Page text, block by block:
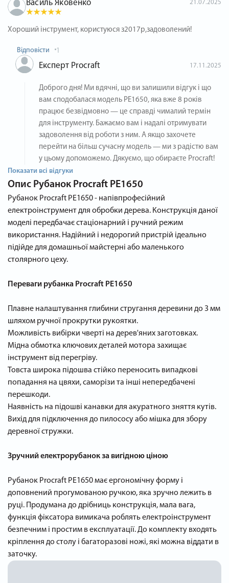
Василь Яковенко 21.07.2025
Хороший інструмент, користуюся з2017р,задоволений!
Відповісти 1
Експерт Procraft 17.11.2025
Доброго дня! Ми вдячні, що ви залишили відгук і що
вам сподобалася модель PE1650, яка вже 8 років
працює безвідмовно — це справді чималий термін
для інструменту. Бажаємо вам і надалі отримувати
задоволення від роботи з ним. А якщо захочете
перейти на більш сучасну модель — ми з радістю вам
у цьому допоможемо. Дякуємо, що обираєте Procraft!
Показати всі відгуки
Опис Рубанок Procraft PE1650
Рубанок Procraft PE1650 - напівпрофесійний
електроінструмент для обробки дерева. Конструкція даної
моделі передбачає стаціонарний і ручний режим
використання. Надійний і недорогий пристрій ідеально
підійде для домашньої майстерні або маленького
столярного цеху.
Переваги рубанка Procraft PE1650
Плавне налаштування глибини стругання деревини до 3 мм
шляхом ручної прокрутки рукоятки.
Можливість вибірки чверті на дерев'яних заготовках.
Мідна обмотка ключових деталей мотора захищає
інструмент від перегріву.
Товста широка підошва стійко переносить випадкові
попадання на цвяхи, саморізи та інші непередбачені
перешкоди.
Наявність на підошві канавки для акуратного зняття кутів.
Вихід для підключення до пилососу або мішка для збору
деревної стружки.
Зручний електрорубанок за вигідною ціною
Рубанок Procraft PE1650 має ергономічну форму і
доповнений прогумованою ручкою, яка зручно лежить в
руці. Продумана до дрібниць конструкція, мала вага,
функція фіксатора вимикача роблять електроінструмент
безпечним і простим в експлуатації. До комплекту входять
кріплення до столу і багаторазові ножі, які можна віддати в
заточку.